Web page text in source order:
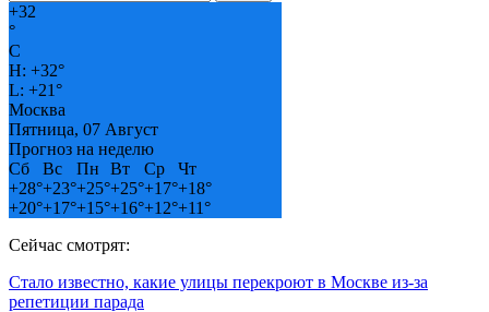
+32
°
C
H: +32°
L: +21°
Москва
Пятница, 07 Август
Прогноз на неделю
Сб
Вс Пн Вт Ср
Чт
+28°+23°+25°+25°+17°+18°
+20°+17°+15°+16°+12°+11°
Сейчас смотрят:
Стало известно, какие улицы перекроют в Москве из-за
репетиции парада